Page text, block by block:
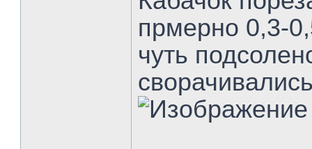
прмерно 0,3-
чуть